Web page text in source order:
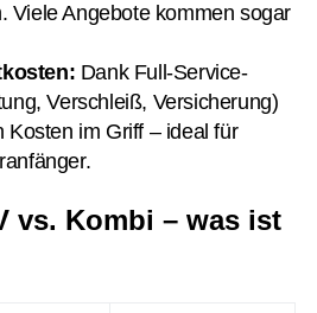
Viele Angebote kommen sogar
Dank Full-Service-
Verschleiß, Versicherung)
Kosten im Griff – ideal für
vs. Kombi – was ist